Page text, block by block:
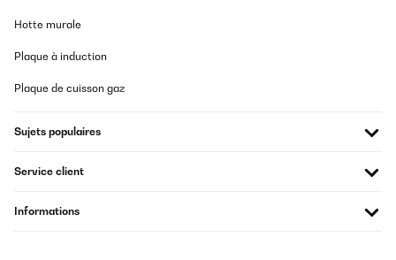
Hotte murale
Plaque à induction
Plaque de cuisson gaz
Sujets populaires
Service client
Informations